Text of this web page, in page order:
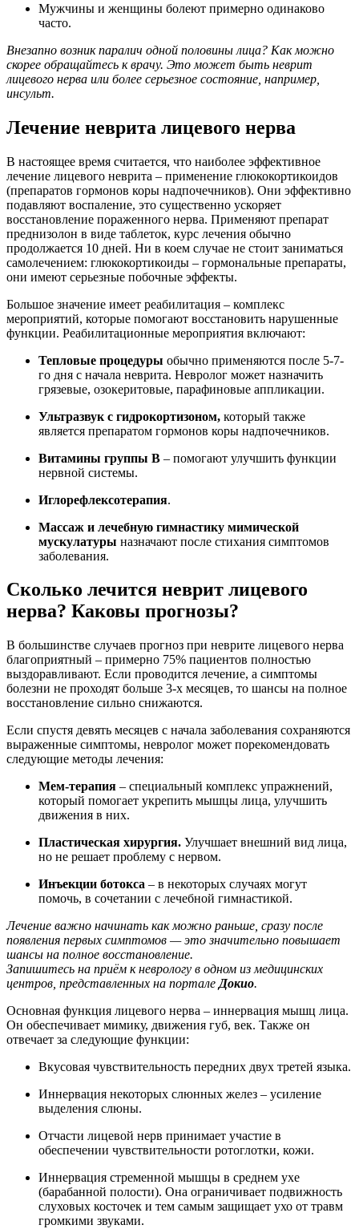
Мужчины и женщины болеют примерно одинаково
часто.
Внезапно возник паралич одной половины лица? Как можно
скорее обращайтесь к врачу. Это может быть неврит
лицевого нерва или более серьезное состояние, например,
инсульт.
Лечение неврита лицевого нерва
В настоящее время считается, что наиболее эффективное
лечение лицевого неврита – применение глюкокортикоидов
(препаратов гормонов коры надпочечников). Они эффективно
подавляют воспаление, это существенно ускоряет
восстановление пораженного нерва. Применяют препарат
преднизолон в виде таблеток, курс лечения обычно
продолжается 10 дней. Ни в коем случае не стоит заниматься
самолечением: глюкокортикоиды – гормональные препараты,
они имеют серьезные побочные эффекты.
Большое значение имеет реабилитация – комплекс
мероприятий, которые помогают восстановить нарушенные
функции. Реабилитационные мероприятия включают:
Тепловые процедуры обычно применяются после 5-7-
го дня с начала неврита. Невролог может назначить
грязевые, озокеритовые, парафиновые аппликации.
Ультразвук с гидрокортизоном, который также
является препаратом гормонов коры надпочечников.
Витамины группы B – помогают улучшить функции
нервной системы.
Иглорефлексотерапия.
Массаж и лечебную гимнастику мимической
мускулатуры назначают после стихания симптомов
заболевания.
Сколько лечится неврит лицевого
нерва? Каковы прогнозы?
В большинстве случаев прогноз при неврите лицевого нерва
благоприятный – примерно 75% пациентов полностью
выздоравливают. Если проводится лечение, а симптомы
болезни не проходят больше 3-х месяцев, то шансы на полное
восстановление сильно снижаются.
Если спустя девять месяцев с начала заболевания сохраняются
выраженные симптомы, невролог может порекомендовать
следующие методы лечения:
Мем-терапия – специальный комплекс упражнений,
который помогает укрепить мышцы лица, улучшить
движения в них.
Пластическая хирургия. Улучшает внешний вид лица,
но не решает проблему с нервом.
Инъекции ботокса – в некоторых случаях могут
помочь, в сочетании с лечебной гимнастикой.
Лечение важно начинать как можно раньше, сразу после
появления первых симптомов — это значительно повышает
шансы на полное восстановление.
Запишитесь на приём к неврологу в одном из медицинских
центров, представленных на портале Докио.
Основная функция лицевого нерва – иннервация мышц лица.
Он обеспечивает мимику, движения губ, век. Также он
отвечает за следующие функции:
Вкусовая чувствительность передних двух третей языка.
Иннервация некоторых слюнных желез – усиление
выделения слюны.
Отчасти лицевой нерв принимает участие в
обеспечении чувствительности ротоглотки, кожи.
Иннервация стременной мышцы в среднем ухе
(барабанной полости). Она ограничивает подвижность
слуховых косточек и тем самым защищает ухо от травм
громкими звуками.